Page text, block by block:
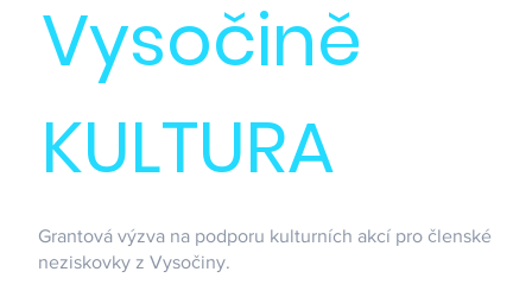
Vysočině
KULTURA
Grantová výzva na podporu kulturních akcí pro členské
neziskovky z Vysočiny.